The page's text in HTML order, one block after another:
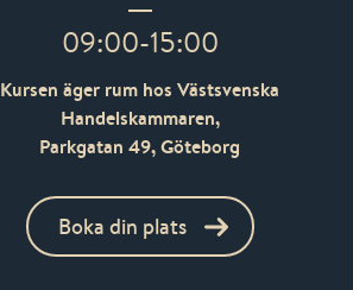
09:00-15:00
Kursen äger rum hos Västsvenska
Handelskammaren,
Parkgatan 49, Göteborg
Boka din plats